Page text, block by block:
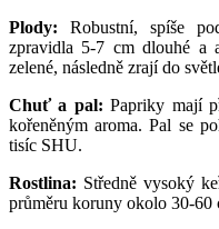
Plody: Robustní, spíše
zpravidla 5-7 cm dlouhé a
zelené, následně zrají do
Chuť a pal:Papriky mají
kořeněným aroma. Pal se
tisíc SHU.
Rostlina: Středně vysoký
průměru koruny okolo 30-60